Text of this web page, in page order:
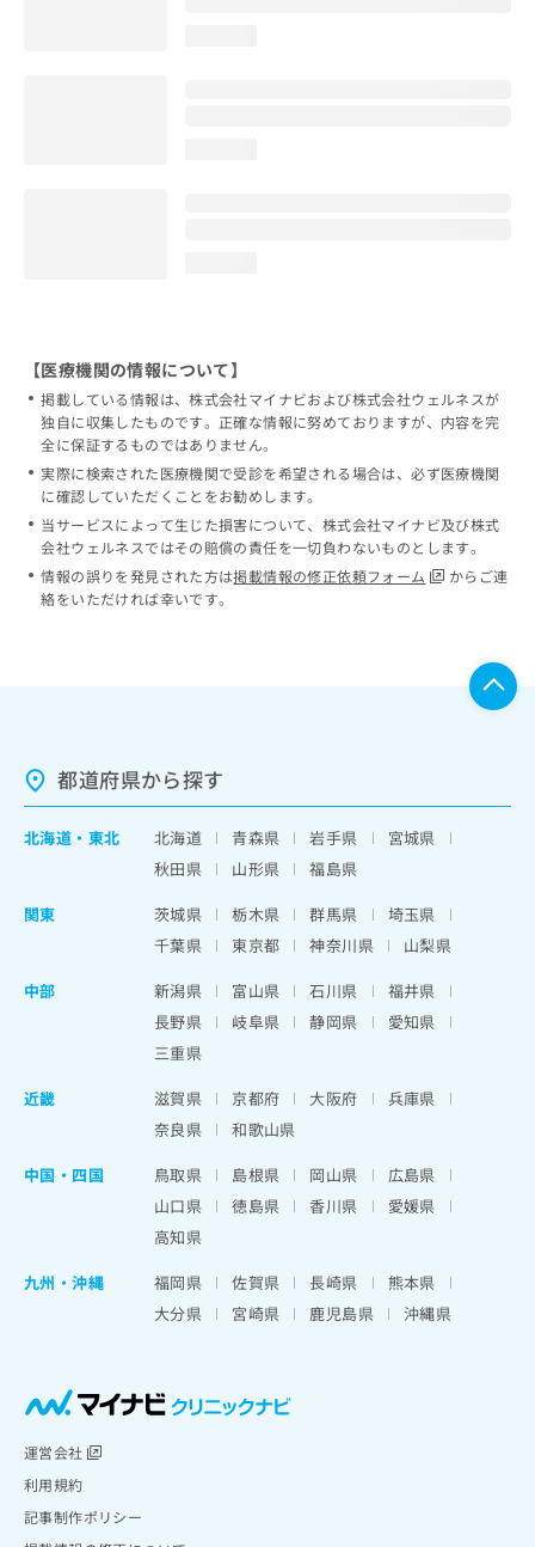
【医療機関の情報について】
掲載している情報は、株式会社マイナビおよび株式会社ウェルネスが
独自に収集したものです。正確な情報に努めておりますが、内容を完
全に保証するものではありません。
実際に検索された医療機関で受診を希望される場合は、必ず医療機関
に確認していただくことをお勧めします。
当サービスによって生じた損害について、株式会社マイナビ及び株式
会社ウェルネスではその賠償の責任を一切負わないものとします。
情報の誤りを発見された方は掲載情報の修正依頼フォーム
からご連
絡をいただければ幸いです。
都道府県から探す
北海道 ・ 東北 北海道 青森県 岩手県
宮城県
秋田県
山形県
福島県
関東
茨城県 栃木県 群馬県
埼玉県
千葉県
東京都 神奈川県
山梨県
中部
新潟県 富山県 石川県
福井県
長野県
岐阜県 静岡県
愛知県
三重県
近畿
滋賀県 京都府 大阪府
兵庫県
奈良県
和歌山県
中国・四国
鳥取県 島根県 岡山県
広島県
山口県
徳島県 香川県
愛媛県
高知県
九州・沖縄
福岡県 佐賀県 長崎県
熊本県
大分県
宮崎県 鹿児島県 沖縄県
運営会社
利用規約
記事制作ポリシー